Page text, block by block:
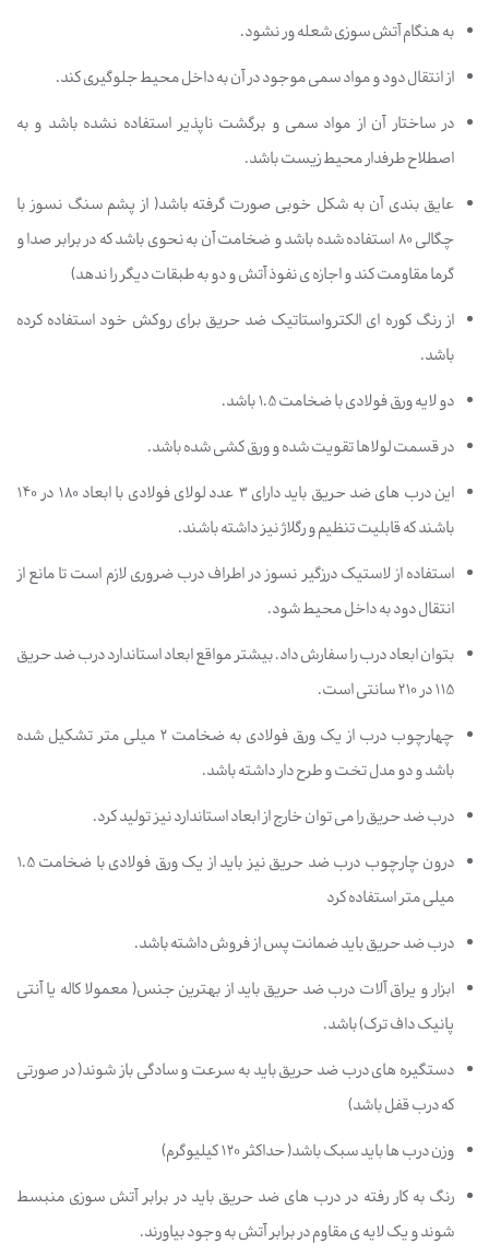
به هنگام آتش سوزی شعله ور نشود.
از انتقال دود و مواد سمی موجود در آن به داخل محیط جلوگیری کند.
در ساختار آن از مواد سمی و برگشت ناپذیر استفاده نشده باشد و به
اصطلاح طرفدار محیط زیست باشد.
عایق بندی آن به شکل خوبی صورت گرفته باشد( از پشم سنگ نسوز با
چگالی 80 استفاده شده باشد و ضخامت آن به نحوی باشد که در برابر صدا و
گرما مقاومت کند و اجازه ی نفوذ آتش و دو به طبقات دیگر را ندهد)
از رنگ کوره ای الکترواستاتیک ضد حریق برای روکش خود استفاده کرده
باشد.
دو لایه ورق فولادی با ضخامت 1.5 باشد.
در قسمت لولاها تقویت شده و ورق کشی شده باشد.
این درب های ضد حریق باید دارای 3 عدد لولای فولادی با ابعاد 180 در 140
باشند که قابلیت تنظیم و رگلاژ نیز داشته باشند.
استفاده از لاستیک درزگیر نسوز در اطراف درب ضروری لازم است تا مانع از
انتقال دود به داخل محیط شود.
بتوان ابعاد درب را سفارش داد. بیشتر مواقع ابعاد استاندارد درب ضد حریق
115 در 210 سانتی است.
چهارچوب درب از یک ورق فولادی به ضخامت 2 میلی متر تشکیل شده
باشد و دو مدل تخت و طرح دار داشته باشد.
درب ضد حریق را می توان خارج از ابعاد استاندارد نیز تولید کرد.
درون چارچوب درب ضد حریق نیز باید از یک ورق فولادی با ضخامت 1.5
میلی متر استفاده کرد
درب ضد حریق باید ضمانت پس از فروش داشته باشد.
ابزار و یراق آلات درب ضد حریق باید از بهترین جنس( معمولا کاله یا آنتی
پانیک داف ترک) باشد.
دستگیره های درب ضد حریق باید به سرعت و سادگی باز شوند( در صورتی
که درب قفل باشد)
وزن درب ها باید سبک باشد( حداکثر 120 کیلیوگرم)
رنگ به کار رفته در درب های ضد حریق باید در برابر آتش سوزی منبسط
شوند و یک لایه ی مقاوم در برابر آتش به وجود بیاورند.